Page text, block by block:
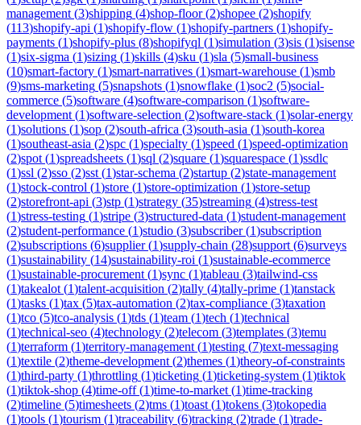
management (3)shipping (4)shop-floor(2)shopee (2)shopify
(113)shopify-api (1)shopify-flow (1)shopify-partners (1)shopify-
payments (1)shopify-plus (8)shopifyql (1)simulation (3)sis (1)sisense
(1)six-sigma (1)sizing (1)skills (4)sku (1)sla (5)small-business
(10)smart-factory (1)smart-narratives (1)smart-warehouse (1)smb
(9)sms-marketing (5)snapshots (1)snowflake (1)soc2 (5)social-
commerce (5)software (4)software-comparison (1)software-
development (1)software-selection (2)software-stack (1)solar-energy
(1)solutions (1)sop (2)south-africa (3)south-asia (1)south-korea
(1)southeast-asia (2)spc (1)specialty (1)speed (1)speed-optimization
(2)spot (1)spreadsheets (1)sql (2)square (1)squarespace (1)ssdlc
(1)ssl (2)sso (2)sst (1)star-schema (2)startup (2)state-management
(1)stock-control (1)store (1)store-optimization (1)store-setup
(2)storefront-api (3)stp (1)strategy (35)streaming (4)stress-test
(1)stress-testing (1)stripe (3)structured-data (1)student-management
(2)student-performance (1)studio (3)subscriber(1)subscription
(2)subscriptions (6)supplier(1)supply-chain (28)support (6)surveys
(1)sustainability (14)sustainability-roi (1)sustainable-ecommerce
(1)sustainable-procurement (1)sync (1)tableau (3)tailwind-css
(1)takealot (1)talent-acquisition (2)tally (4)tally-prime (1)tanstack
(1)tasks (1)tax (5)tax-automation (2)tax-compliance (3)taxation
(1)tco (5)tco-analysis (1)tds (1)team (1)tech (1)technical
(1)technical-seo (4)technology (2)telecom (3)templates (3)temu
(1)terraform (1)territory-management (1)testing (7)text-messaging
(1)textile (2)theme-development (2)themes (1)theory-of-constraints
(1)third-party (1)throttling (1)ticketing (1)ticketing-system (1)tiktok
(1)tiktok-shop (4)time-off(1)time-to-market (1)time-tracking
(2)timeline (5)timesheets (2)tms (1)toast (1)tokens (3)tokopedia
(1)tools (1)tourism (1)traceability (6)tracking (2)trade (1)trade-